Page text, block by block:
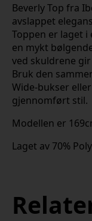
Beverly Top fra
avslappet
Toppen er laget
en mykt
ved skuldrene
Bruk den
Wide-bukser
gjennomført stil.
Modellen er
Laget av 70%